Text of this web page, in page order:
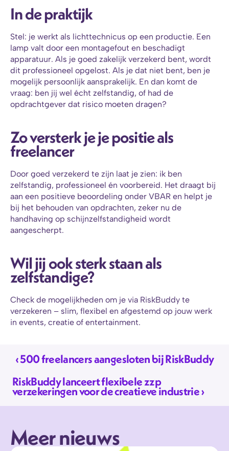
In de praktijk
Stel: je werkt als lichttechnicus op een productie. Een
lamp valt door een montagefout en beschadigt
apparatuur. Als je goed zakelijk verzekerd bent, wordt
dit professioneel opgelost. Als je dat niet bent, ben je
mogelijk persoonlijk aansprakelijk. En dan komt de
vraag: ben jij wel écht zelfstandig, of had de
opdrachtgever dat risico moeten dragen?
Zo versterk je je positie als
freelancer
Door goed verzekerd te zijn laat je zien: ik ben
zelfstandig, professioneel én voorbereid. Het draagt bij
aan een positieve beoordeling onder VBAR en helpt je
bij het behouden van opdrachten, zeker nu de
handhaving op schijnzelfstandigheid wordt
aangescherpt.
Wil jij ook sterk staan als
zelfstandige?
Check de mogelijkheden om je via RiskBuddy te
verzekeren – slim, flexibel en afgestemd op jouw werk
in events, creatie of entertainment.
‹ 500 freelancers aangesloten bij RiskBuddy
RiskBuddy lanceert flexibele zzp
verzekeringen voor de creatieve industrie ›
Meer nieuws